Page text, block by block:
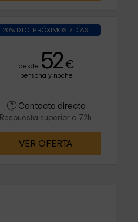
20% DTO. PRÓXIMOS 7 DÍAS
desde 52€
persona y noche
Contacto directo
Respuesta superior a 72h
VER OFERTA